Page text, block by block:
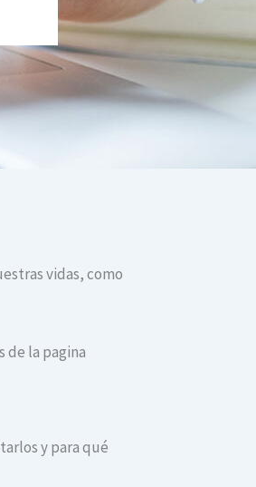
vidas, como
la pagina
y para qué